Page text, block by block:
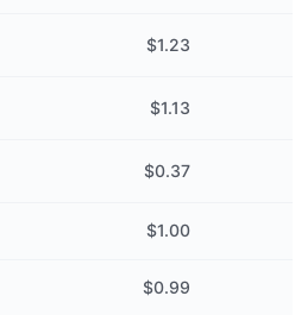
$1.23
$1.13
$0.37
$1.00
$0.99